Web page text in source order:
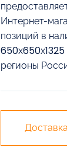
Интернет-
позиций в
регионы